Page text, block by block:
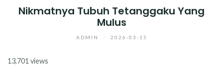
Nikmatnya Tubuh Tetanggaku Yang
Mulus
ADMIN 2026-03-15
13,701 views
CERITA SKANDAL
CERITA BASAH